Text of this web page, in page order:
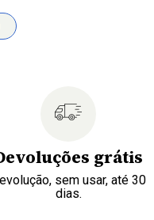
grátis
sem usar, até 30
dias.